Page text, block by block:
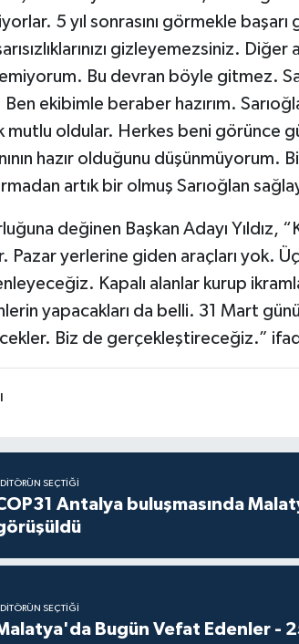
5 yıl sonrasını görmekle başarı
gizleyemezsiniz.
Bu devran böyle gitmez.
ekibimle beraber hazırım.
mutlu oldular. Herkes beni görünce
hazır olduğunu düşünmüyorum.
artık bir olmuş Sarıoğlan
değinen Başkan Adayı Yıldız,
Pazar yerlerine giden araçları yok.
Kapalı alanlar kurup
yapacakları da belli. 31 Mart
Biz de gerçekleştireceğiz.”
SEÇTIĞI
Antalya buluşmasında
SEÇTIĞI
Bugün Vefat Edenler -